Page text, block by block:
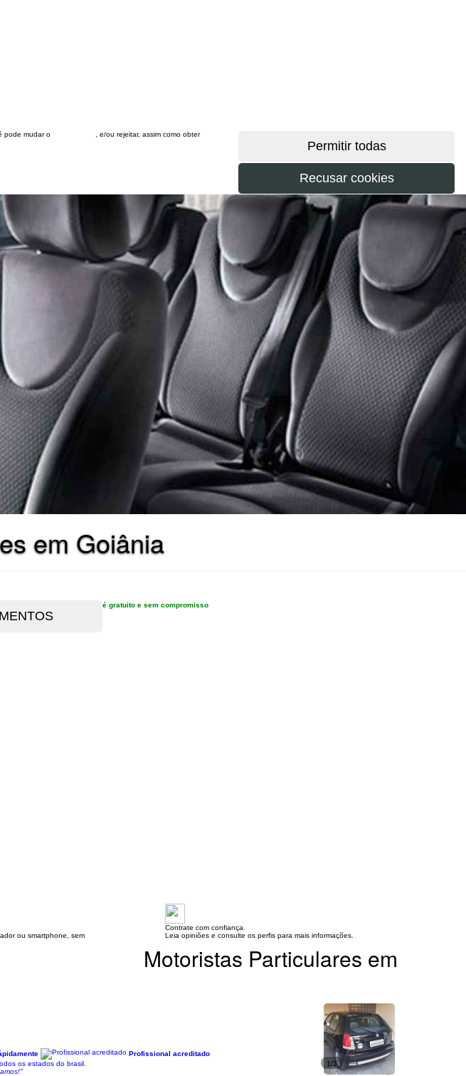
pode mudar o
, e/ou rejeitar, assim como obter
em Goiânia
é gratuito e sem compromisso
ou smartphone, sem
Contrate com confiança.
Leia opiniões e consulte os perfis para mais informações.
Motoristas Particulares em
Profissional acreditado
os estados do brasil.
1/1